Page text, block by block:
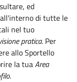
ed
di tutte le
nel tuo
pratica. Per
allo Sportello
la tuaArea
.